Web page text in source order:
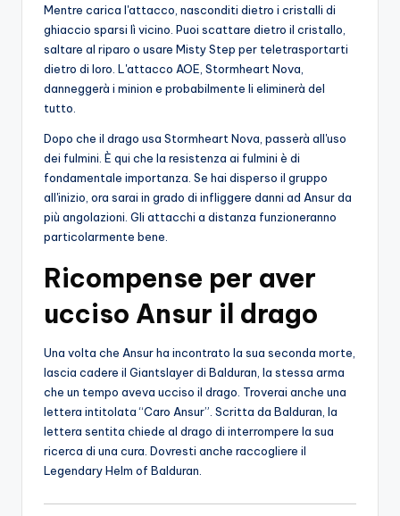
Mentre carica l'attacco, nasconditi dietro i cristalli di
ghiaccio sparsi lì vicino. Puoi scattare dietro il cristallo,
saltare al riparo o usare Misty Step per teletrasportarti
dietro di loro. L'attacco AOE, Stormheart Nova,
danneggerà i minion e probabilmente li eliminerà del
tutto.
Dopo che il drago usa Stormheart Nova, passerà all'uso
dei fulmini. È qui che la resistenza ai fulmini è di
fondamentale importanza. Se hai disperso il gruppo
all'inizio, ora sarai in grado di infliggere danni ad Ansur da
più angolazioni. Gli attacchi a distanza funzioneranno
particolarmente bene.
Ricompense per aver
ucciso Ansur il drago
Una volta che Ansur ha incontrato la sua seconda morte,
lascia cadere il Giantslayer di Balduran, la stessa arma
che un tempo aveva ucciso il drago. Troverai anche una
lettera intitolata “Caro Ansur”. Scritta da Balduran, la
lettera sentita chiede al drago di interrompere la sua
ricerca di una cura. Dovresti anche raccogliere il
Legendary Helm of Balduran.